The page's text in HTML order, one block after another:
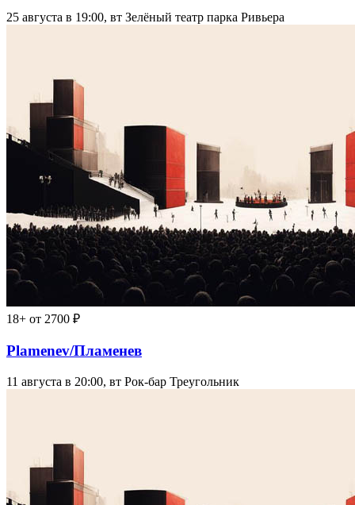
25 августа в 19:00, вт Зелёный театр парка Ривьера
18+ от 2700 ₽
Plamenev/Пламенев
11 августа в 20:00, вт Рок-бар Треугольник